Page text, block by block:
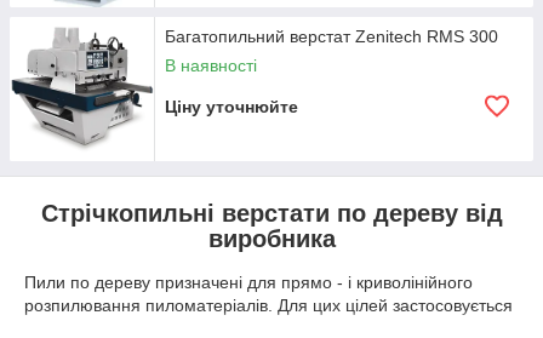
Багатопильний верстат Zenitech RMS 300
В наявності
Ціну уточнюйте
Стрічкопильні верстати по дереву від
виробника
Пили по дереву призначені для прямо - і криволінійного
розпилювання пиломатеріалів. Для цих цілей застосовується